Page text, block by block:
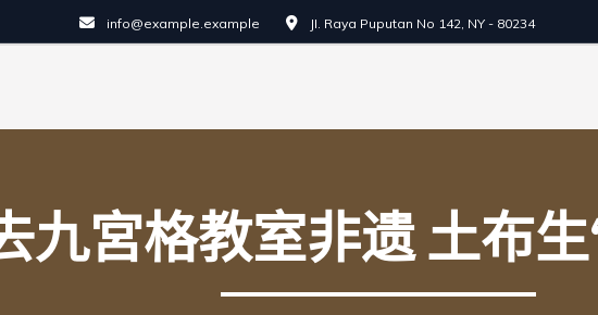
info@example.example JI. Raya Puputan No 142, NY - 80234
九宮格教室非遗 土布